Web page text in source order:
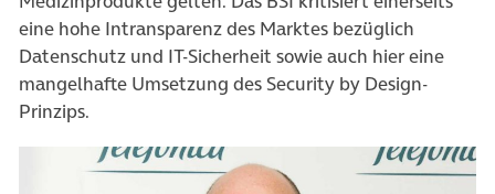
eine hohe Intransparenz des Marktes bezüglich
Datenschutz und IT-Sicherheit sowie auch hier eine
mangelhafte Umsetzung des Security by Design-
Prinzips.